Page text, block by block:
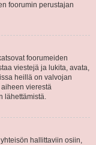
foorumin perustajan
foorumeiden
viestejä ja lukita, avata,
heillä on valvojan
vierestä
lähettämistä.
hallittaviin osiin,